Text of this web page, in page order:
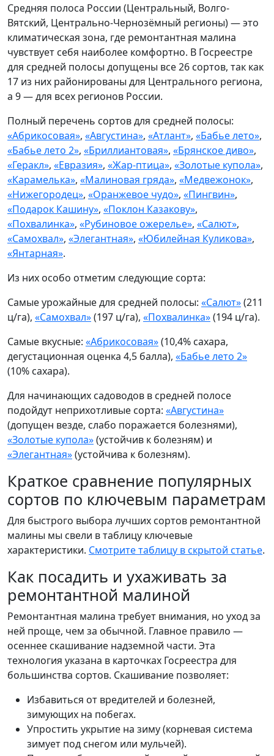
Средняя полоса России (Центральный, Волго-
Вятский, Центрально-Чернозёмный регионы) — это
климатическая зона, где ремонтантная малина
чувствует себя наиболее комфортно. В Госреестре
для средней полосы допущены все 26 сортов, так как
17 из них районированы для Центрального региона,
а 9 — для всех регионов России.
Полный перечень сортов для средней полосы:
«Абрикосовая», «Августина», «Атлант», «Бабье лето»,
«Бабье лето 2», «Бриллиантовая», «Брянское диво»,
«Геракл», «Евразия», «Жар-птица», «Золотые купола»,
«Карамелька», «Малиновая гряда», «Медвежонок»,
«Нижегородец», «Оранжевое чудо», «Пингвин»,
«Подарок Кашину», «Поклон Казакову»,
«Похвалинка», «Рубиновое ожерелье», «Салют»,
«Самохвал», «Элегантная», «Юбилейная Куликова»,
«Янтарная».
Из них особо отметим следующие сорта:
Самые урожайные для средней полосы: «Салют»(211
ц/га), «Самохвал»(197 ц/га), «Похвалинка»(194 ц/га).
Самые вкусные: «Абрикосовая»(10,4% сахара,
дегустационная оценка 4,5 балла), «Бабье лето 2»
(10% сахара).
Для начинающих садоводов в средней полосе
подойдут неприхотливые сорта: «Августина»
(допущен везде, слабо поражается болезнями),
«Золотые купола»(устойчив к болезням) и
«Элегантная»(устойчива к болезням).
Краткое сравнение популярных
сортов по ключевым параметрам
Для быстрого выбора лучших сортов ремонтантной
малины мы свели в таблицу ключевые
характеристики. Смотрите таблицу в скрытой статье.
Как посадить и ухаживать за
ремонтантной малиной
Ремонтантная малина требует внимания, но уход за
ней проще, чем за обычной. Главное правило —
осеннее скашивание надземной части. Эта
технология указана в карточках Госреестра для
большинства сортов. Скашивание позволяет:
Избавиться от вредителей и болезней,
зимующих на побегах.
Упростить укрытие на зиму (корневая система
зимует под снегом или мульчей).